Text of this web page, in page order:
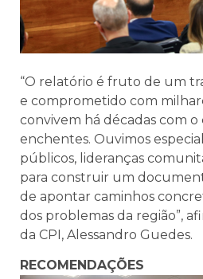
“O relatório é fruto de um
e comprometido com
convivem há décadas com o
enchentes. Ouvimos
públicos, lideranças
para construir um
de apontar caminhos
dos problemas da região”,
da CPI, Alessandro Guedes.
RECOMENDAÇÕES